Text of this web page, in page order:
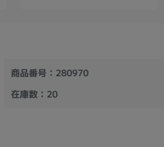
商品番号：280970
在庫数：20